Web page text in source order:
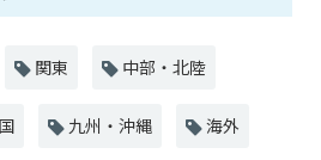
関東 中部・北陸
九州・沖縄 海外